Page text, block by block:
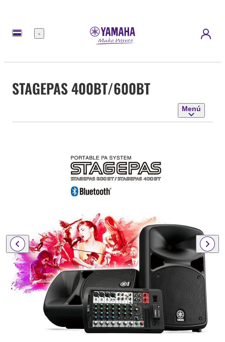
Menú
STAGEPAS 400BT/600BT
Menú